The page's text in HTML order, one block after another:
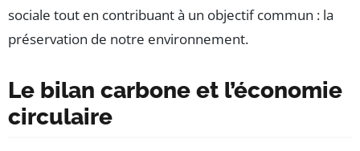
sociale tout en contribuant à un objectif commun : la
préservation de notre environnement.
Le bilan carbone et l’économie
circulaire